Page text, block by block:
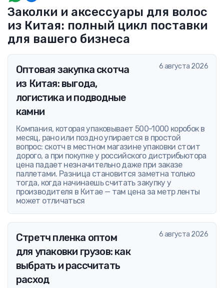
Заколки и аксессуары для волос
из Китая: полный цикл поставки
для вашего бизнеса
Оптовая закупка скотча
из Китая: выгода,
логистика и подводные
камни
6 августа 2026
Компания, которая упаковывает 500-1000 коробок в
месяц, рано или поздно упирается в простой
вопрос: скотч в местном магазине упаковки стоит
дорого, а при покупке у российского дистрибьютора
цена падает незначительно даже при заказе
паллетами. Разница становится заметна только
тогда, когда начинаешь считать закупку у
производителя в Китае — там цена за метр ленты
может отличаться
Стретч пленка оптом
для упаковки грузов: как
выбрать и рассчитать
расход
6 августа 2026